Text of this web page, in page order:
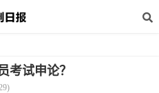
考试申论？